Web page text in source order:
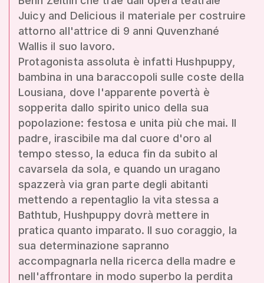
Juicy and Delicious il materiale per costruire
attorno all'attrice di 9 anni Quvenzhané
Wallis il suo lavoro.
Protagonista assoluta è infatti Hushpuppy,
bambina in una baraccopoli sulle coste della
Lousiana, dove l'apparente povertà è
sopperita dallo spirito unico della sua
popolazione: festosa e unita più che mai. Il
padre, irascibile ma dal cuore d'oro al
tempo stesso, la educa fin da subito al
cavarsela da sola, e quando un uragano
spazzerà via gran parte degli abitanti
mettendo a repentaglio la vita stessa a
Bathtub, Hushpuppy dovrà mettere in
pratica quanto imparato. Il suo coraggio, la
sua determinazione sapranno
accompagnarla nella ricerca della madre e
nell'affrontare in modo superbo la perdita